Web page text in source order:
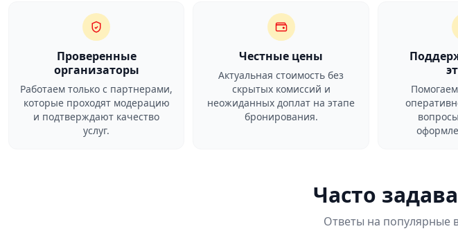
Проверенные
организаторы
Работаем только с партнерами,
которые проходят модерацию
и подтверждают качество
услуг.
Честные цены
Актуальная стоимость без
скрытых комиссий и
неожиданных доплат на этапе
бронирования.
Часто
Ответы на популярные